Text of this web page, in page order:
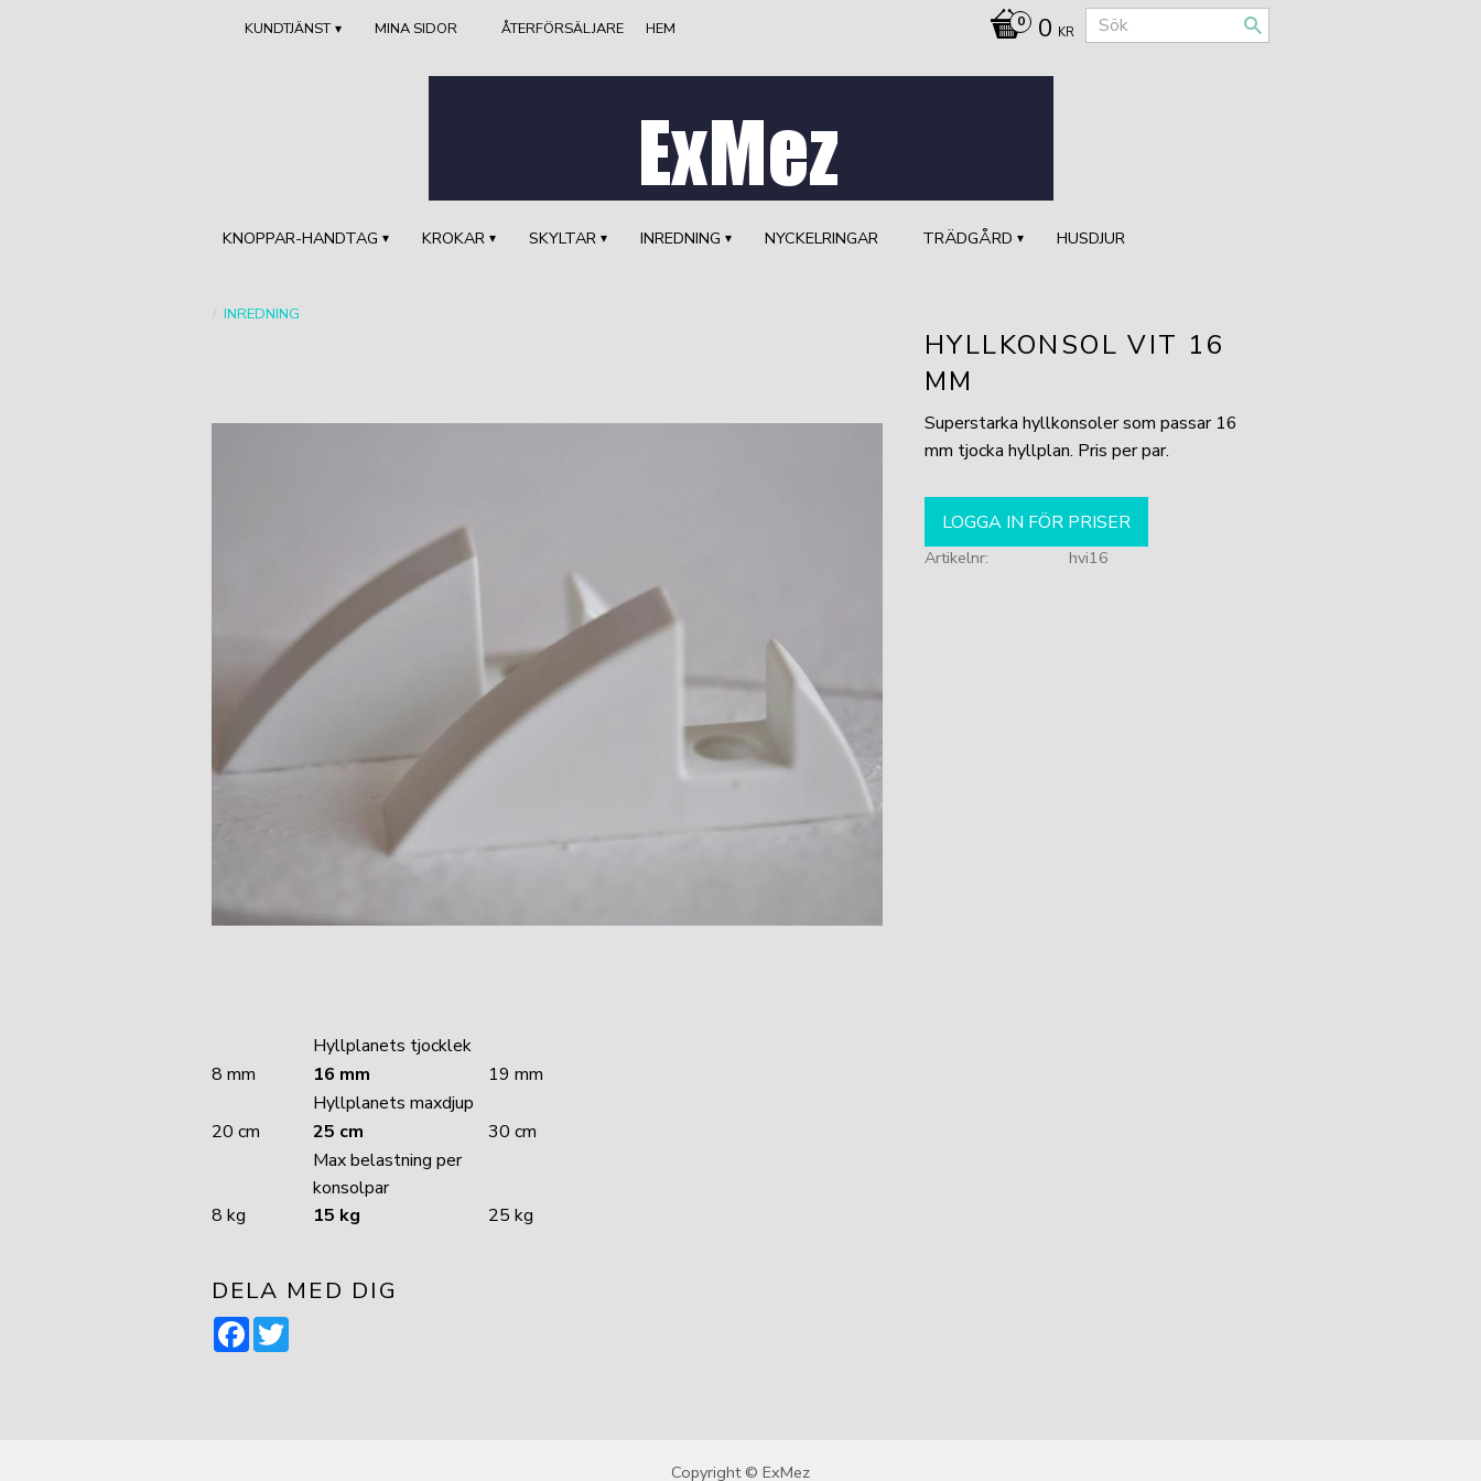
HEM
ÅTERFÖRSÄLJARE
MINA SIDOR
KUNDTJÄNST 0 KR
KNOPPAR-HANDTAG KROKAR SKYLTAR INREDNING NYCKELRINGAR TRÄDGÅRD HUSDJUR
INREDNING
HYLLKONSOL VIT 16
MM
Superstarka hyllkonsoler som passar 16
mm tjocka hyllplan. Pris per par.
LOGGA IN FÖR PRISER
Artikelnr hvi16
Hyllplanets tjocklek
8 mm
16 mm
19 mm
Hyllplanets maxdjup
20 cm
25 cm
30 cm
Max belastning per
konsolpar
8 kg
15 kg 25 kg
DELA MED DIG
Facebook
Copyright © ExMez